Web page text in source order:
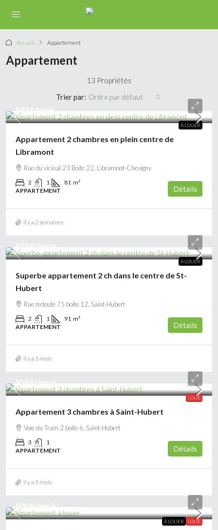
Accueil Appartement
Appartement
13 Propriétés
Trier par: Ordre par défaut
À LOUER
840 €/mois
Appartement 2 chambres en plein centre de
Libramont
Rue du vicinal 23 Boite 22, Libramont-Chevigny
2 1 81 m²
APPARTEMENT
Détails
il y a 2 semaines
À LOUER
870 €//mois
Superbe appartement 2 ch dans le centre de St-
Hubert
Rue redouté 75 boite 12, Saint-Hubert
2 1 91 m²
APPARTEMENT
Détails
il y a 3 mois
LOUÉ
950 €//mois
Appartement 3 chambres à Saint-Hubert
Voie du Tram 2 boite 6, Saint-Hubert
3
1
APPARTEMENT
Détails
il y a 3 mois
À LOUER LOUÉ
900 €//mois